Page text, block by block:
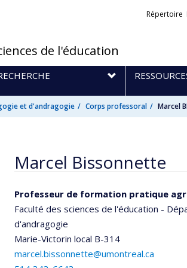
de l'éducation
Liens
Répertoire
et d'andragogie Corps professoral Marcel
Marcel Bissonnette
Professeur de formation pratique
Faculté des sciences de l'éducation -
d'andragogie
Marie-Victorin local B-314
marcel.bissonnette@umontreal.ca